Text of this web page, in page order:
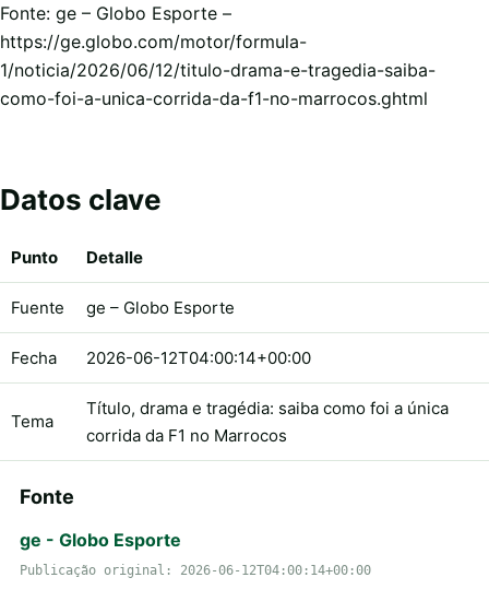
Fonte: ge – Globo Esporte –
https://ge.globo.com/motor/formula-
1/noticia/2026/06/12/titulo-drama-e-tragedia-saiba-
como-foi-a-unica-corrida-da-f1-no-marrocos.ghtml
Datos clave
Punto Detalle
Fuente ge – Globo Esporte
Fecha 2026-06-12T04:00:14+00:00
Tema
Título, drama e tragédia: saiba como foi a única
corrida da F1 no Marrocos
Fonte
ge - Globo Esporte
Publicação original: 2026-06-12T04:00:14+00:00